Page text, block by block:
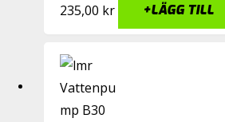
235,00 kr +LÄGG TILL